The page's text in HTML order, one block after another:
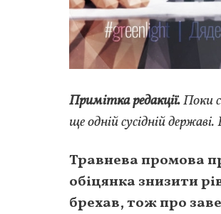
Примітка редакції.Поки
ще одній сусідній
Травнева промова
обіцянка знизити
брехав, тож про